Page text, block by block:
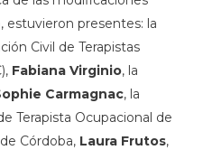
estuvieron presentes: la
Civil de Terapistas
Fabiana Virginio, la
Carmagnac, la
Terapista Ocupacional de
Córdoba, Laura Frutos,